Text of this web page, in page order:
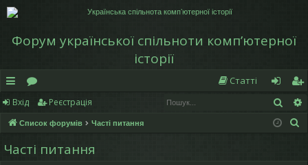
Форум української спільноти компʼютерної
історії
в
и
дк
о
ру
м
Статті
хі
д
еє
ст
Вхід Реєстрація
Список форумів Часті питання
Часті питання